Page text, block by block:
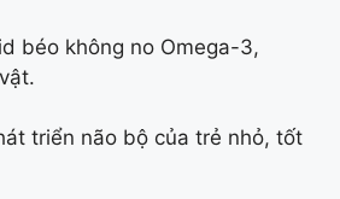
béo không no Omega-3,
triển não bộ của trẻ nhỏ, tốt